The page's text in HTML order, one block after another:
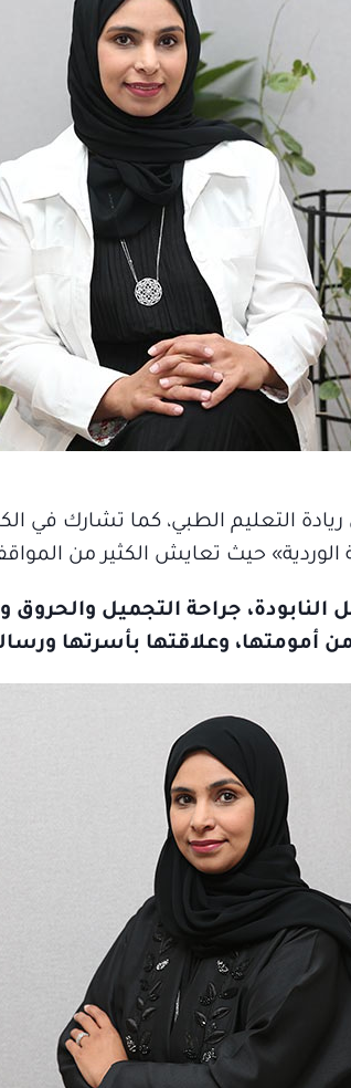
التعليم الطبي، كما تشارك في
الوردية» حيث تعايش الكثير من
النابودة، جراحة التجميل
وعلاقتها بأسرتها